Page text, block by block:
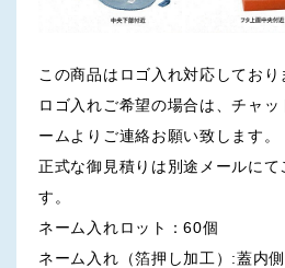
この商品はロゴ入れ対応しており
ロゴ入れご希望の場合は、チャ
ームよりご連絡お願い致します。
正式な御見積りは別途メールにて
す。
ネーム入れロット：60個
ネーム入れ（箔押し加工）:蓋内